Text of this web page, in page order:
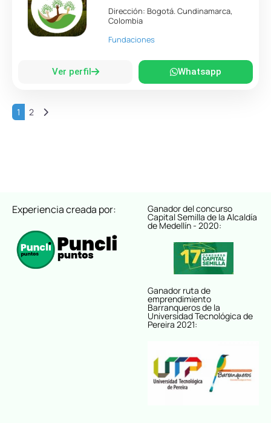
Dirección: Bogotá.Cundinamarca,
Colombia
Fundaciones
Ver perfil Whatsapp
1 2 Entradas anteriores
Experiencia creada por: Ganador del concurso
Capital Semilla de la Alcaldía
de Medellín - 2020:
Ganador ruta de
emprendimiento
Barranqueros de la
Universidad Tecnológica de
Pereira 2021: